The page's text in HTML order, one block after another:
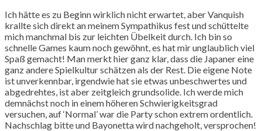
Ich hätte es zu Beginn wirklich nicht erwartet, aber Vanquish
krallte sich direkt an meinem Sympathikus fest und schüttelte
mich manchmal bis zur leichten Übelkeit durch. Ich bin so
schnelle Games kaum noch gewöhnt, es hat mir unglaublich viel
Spaß gemacht! Man merkt hier ganz klar, dass die Japaner eine
ganz andere Spielkultur schätzen als der Rest. Die eigene Note
ist unverkennbar, irgendwie hat sie etwas unbeschwertes und
abgedrehtes, ist aber zeitgleich grundsolide. Ich werde mich
demnächst noch in einem höheren Schwierigkeitsgrad
versuchen, auf ‘Normal’ war die Party schon extrem ordentlich.
Nachschlag bitte und Bayonetta wird nachgeholt, versprochen!